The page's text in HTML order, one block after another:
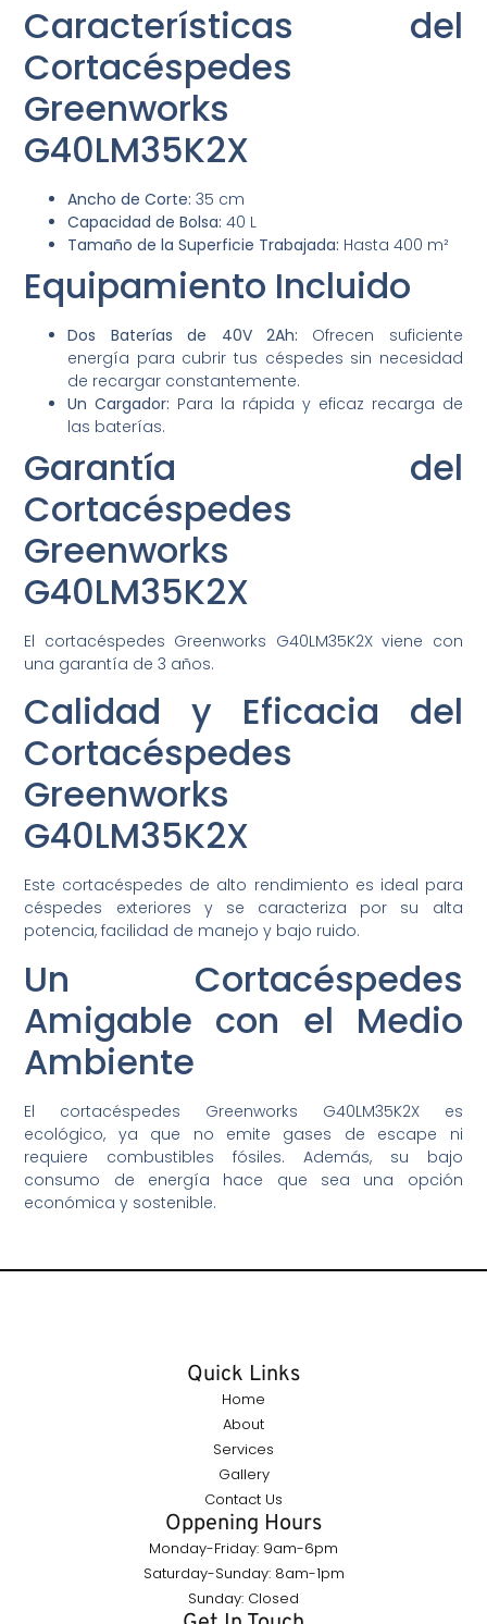
Características del
Cortacéspedes
Greenworks
G40LM35K2X
Ancho de Corte: 35 cm
Capacidad de Bolsa: 40 L
Tamaño de la Superficie Trabajada: Hasta 400 m²
Equipamiento Incluido
Dos Baterías de 40V 2Ah: Ofrecen suficiente
energía para cubrir tus céspedes sin necesidad
de recargar constantemente.
Un Cargador: Para la rápida y eficaz recarga de
las baterías.
Garantía del
Cortacéspedes
Greenworks
G40LM35K2X
El cortacéspedes Greenworks G40LM35K2X viene con
una garantía de 3 años.
Calidad y Eficacia del
Cortacéspedes
Greenworks
G40LM35K2X
Este cortacéspedes de alto rendimiento es ideal para
céspedes exteriores y se caracteriza por su alta
potencia, facilidad de manejo y bajo ruido.
Un Cortacéspedes
Amigable con el Medio
Ambiente
El cortacéspedes Greenworks G40LM35K2X es
ecológico, ya que no emite gases de escape ni
requiere combustibles fósiles. Además, su bajo
consumo de energía hace que sea una opción
económica y sostenible.
Quick Links
Home
About
Services
Gallery
Contact Us
Oppening Hours
Monday-Friday: 9am-6pm
Saturday-Sunday: 8am-1pm
Sunday: Closed